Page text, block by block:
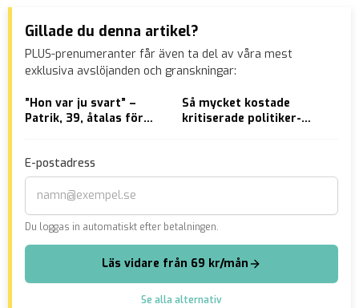
Gillade du denna artikel?
PLUS-prenumeranter får även ta del av våra mest
exklusiva avslöjanden och granskningar:
”Hon var ju svart” –
Patrik, 39, åtalas för
Så mycket kostade
kritiserade politiker-
E-postadress
Du loggas in automatiskt efter betalningen.
Läs vidare från 69 kr/mån
Se alla alternativ